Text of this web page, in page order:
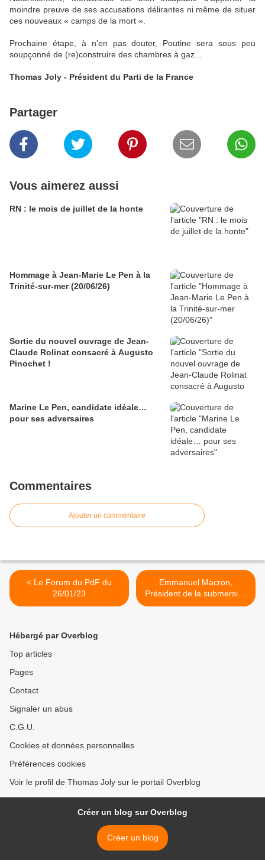
moindre preuve de ses accusations délirantes ni même de situer
ces nouveaux « camps de la mort ».
Prochaine étape, à n'en pas douter, Poutine sera sous peu
soupçonné de (re)construire des chambres à gaz...
Thomas Joly - Président du Parti de la France
Partager
Vous aimerez aussi
RN : le mois de juillet de la honte
Hommage à Jean-Marie Le Pen à la
Trinité-sur-mer (20/06/26)
Sortie du nouvel ouvrage de Jean-
Claude Rolinat consacré à Augusto
Pinochet !
Marine Le Pen, candidate idéale…
pour ses adversaires
Commentaires
Ajouter un commentaire
< Le Forum du PdF du
26/01/23
Emmanuel Macron,
Président de la submersion
migratoire >
Hébergé par Overblog
Top articles
Pages
Contact
Signaler un abus
C.G.U.
Cookies et données personnelles
Préférences cookies
Voir le profil de Thomas Joly sur le portail Overblog
Créer un blog sur Overblog
Créer un blog